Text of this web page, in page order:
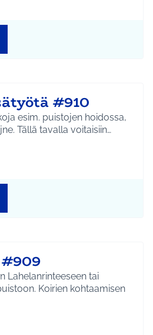
Etelä-Tuusulan kylät
#910
esim. puistojen hoidossa,
Tällä tavalla voitaisiin…
Etelä-Tuusulan kylät
Lahelanrinteeseen tai
kohtaamisen